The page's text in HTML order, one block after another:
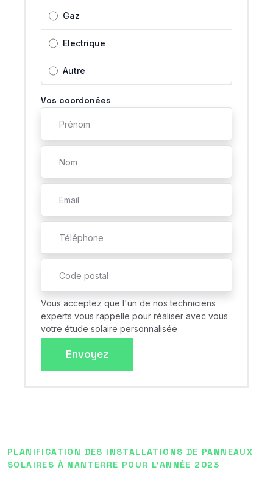
Gaz
Electrique
Autre
Vos coordonées
Vous acceptez que l'un de nos techniciens
experts vous rappelle pour réaliser avec vous
votre étude solaire personnalisée
Envoyez
PLANIFICATION DES INSTALLATIONS DE PANNEAUX
SOLAIRES À NANTERRE POUR L'ANNÉE 2023